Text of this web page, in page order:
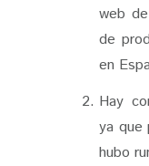
web
de
en
Hay
ya que
hubo